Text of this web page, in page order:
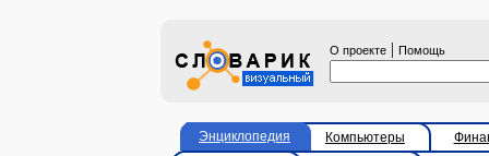
О проекте | Помощь
Энциклопедия Компьютеры